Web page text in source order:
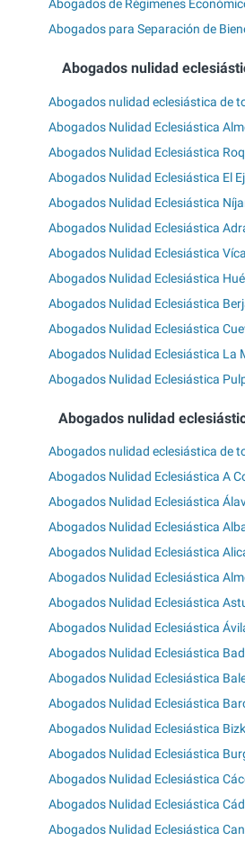
Abogados de Régimenes
Abogados para Separación de
Abogados nulidad
Abogados nulidad eclesiástica de
Abogados Nulidad Eclesiástica
Abogados Nulidad Eclesiástica
Abogados Nulidad Eclesiástica El
Abogados Nulidad Eclesiástica
Abogados Nulidad Eclesiástica
Abogados Nulidad Eclesiástica
Abogados Nulidad Eclesiástica
Abogados Nulidad Eclesiástica
Abogados Nulidad Eclesiástica
Abogados Nulidad Eclesiástica La
Abogados Nulidad Eclesiástica
Abogados nulidad
Abogados nulidad eclesiástica de
Abogados Nulidad Eclesiástica A
Abogados Nulidad Eclesiástica
Abogados Nulidad Eclesiástica
Abogados Nulidad Eclesiástica
Abogados Nulidad Eclesiástica
Abogados Nulidad Eclesiástica
Abogados Nulidad Eclesiástica
Abogados Nulidad Eclesiástica
Abogados Nulidad Eclesiástica
Abogados Nulidad Eclesiástica
Abogados Nulidad Eclesiástica
Abogados Nulidad Eclesiástica
Abogados Nulidad Eclesiástica
Abogados Nulidad Eclesiástica
Abogados Nulidad Eclesiástica